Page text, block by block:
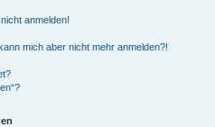
anmelden!
mich aber nicht mehr anmelden?!